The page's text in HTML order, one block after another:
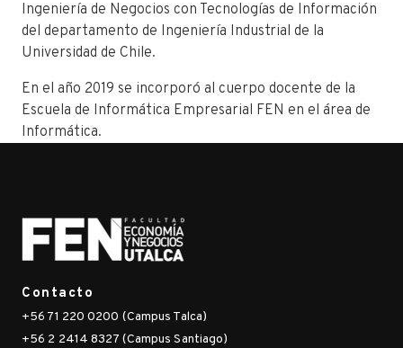
Ingeniería de Negocios con Tecnologías de Información
del departamento de Ingeniería Industrial de la
Universidad de Chile.
En el año 2019 se incorporó al cuerpo docente de la
Escuela de Informática Empresarial FEN en el área de
Informática.
Contacto
+56 71 220 0200 (Campus Talca)
+56 2 2414 8327 (Campus Santiago)